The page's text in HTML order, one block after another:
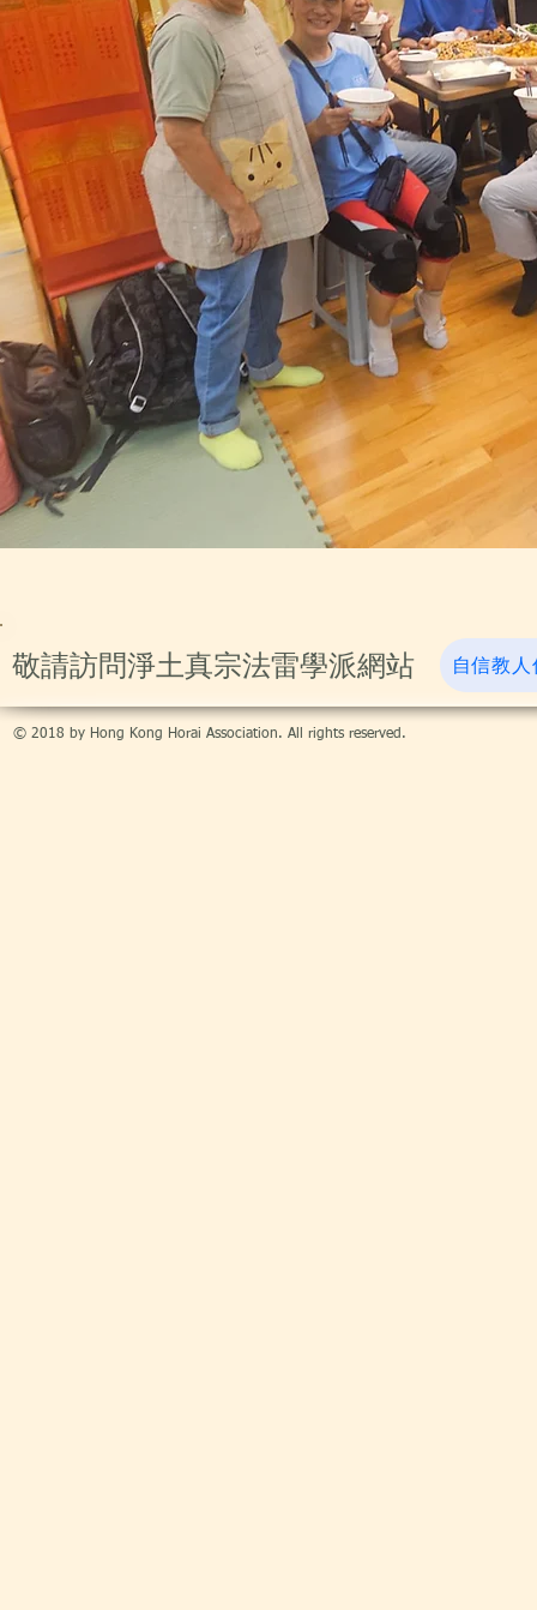
​敬請訪問淨土真宗法雷學派網站 自信教
© 2018 by Hong Kong Horai Association. All rights reserved.